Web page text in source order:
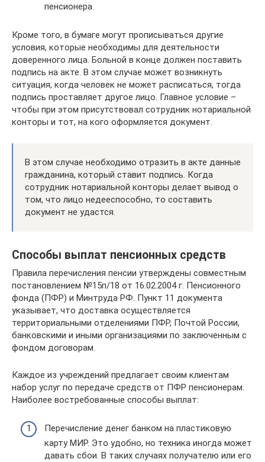
пенсионера.
Кроме того, в бумаге могут прописываться другие
условия, которые необходимы для деятельности
доверенного лица. Больной в конце должен поставить
подпись на акте. В этом случае может возникнуть
ситуация, когда человек не может расписаться, тогда
подпись проставляет другое лицо. Главное условие –
чтобы при этом присутствовал сотрудник нотариальной
конторы и тот, на кого оформляется документ.
В этом случае необходимо отразить в акте данные
гражданина, который ставит подпись. Когда
сотрудник нотариальной конторы делает вывод о
том, что лицо недееспособно, то составить
документ не удастся.
Способы выплат пенсионных средств
Правила перечисления пенсии утверждены совместным
постановлением №15п/18 от 16.02.2004 г. Пенсионного
фонда (ПФР) и Минтруда РФ. Пункт 11 документа
указывает, что доставка осуществляется
территориальными отделениями ПФР, Почтой России,
банковскими и иными организациями по заключенным с
фондом договорам.
Каждое из учреждений предлагает своим клиентам
набор услуг по передаче средств от ПФР пенсионерам.
Наиболее востребованные способы выплат:
Перечисление денег банком на пластиковую
карту МИР. Это удобно, но техника иногда может
давать сбои. В таких случаях получателю или его